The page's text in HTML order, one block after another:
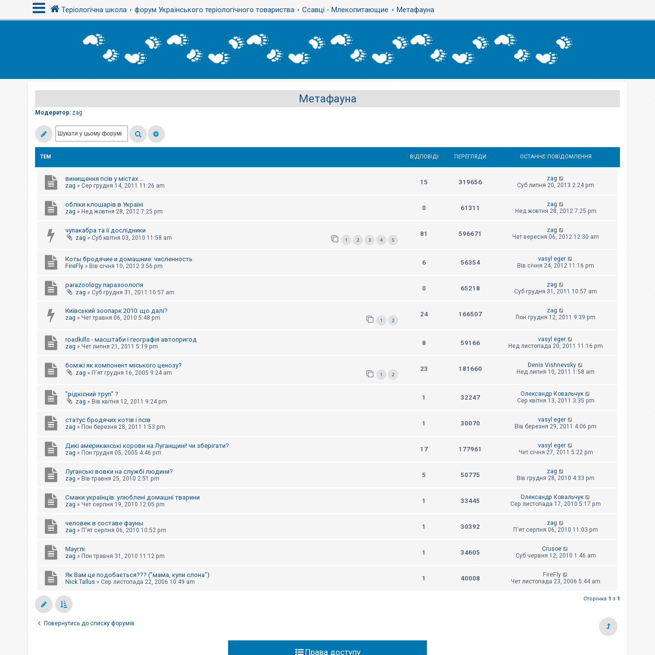
Теріологічна школа форум Українського теріологічного товариства Ссавці - Млекопитающие Метафауна
Метафауна
Модератор: zag
ТЕМ ВІДПОВІДІ ПЕРЕГЛЯДИ ОСТАННЄ ПОВІДОМЛЕННЯ
винищення псів у містах...
zag » Сер грудня 14, 2011 11:26 am 15 319656
zag
Суб липня 20, 2013 2:24 pm
обліки клошарів в Україні
zag » Нед жовтня 28, 2012 7:25 pm 0 61311
zag
Нед жовтня 28, 2012 7:25 pm
чупакабра та її дослідники
zag » Суб квітня 03, 2010 11:58 am 1 2 3 4 5
81 596671
zag
Чет вересня 06, 2012 12:30 am
Коты бродячие и домашние: численность
FireFly » Вів січня 10, 2012 3:56 pm 6 56354
vasyl eger
Вів січня 24, 2012 11:16 pm
parazoology паразоологія
zag » Суб грудня 31, 2011 10:57 am
0 65218
zag
Суб грудня 31, 2011 10:57 am
Київський зоопарк 2010: що далі?
zag » Чет травня 06, 2010 5:48 pm 1 2
24 166507
zag
Пон грудня 12, 2011 9:39 pm
roadkills - масштаби і географія автопригод
zag » Чет липня 21, 2011 5:19 pm 8 59166
vasyl eger
Нед листопада 20, 2011 11:16 pm
бомжі як компонент міського ценозу?
zag » П'ят грудня 16, 2005 9:24 am 1 2
23 181660
Denis Vishnevsky
Нед липня 10, 2011 1:58 am
"рідкісний труп" ?
zag » Вів квітня 12, 2011 9:24 pm
1 32247
Олександр Ковальчук
Сер квітня 13, 2011 3:35 pm
статус бродячих котів і псів
zag » Пон березня 28, 2011 1:53 pm 1 30070
vasyl eger
Вів березня 29, 2011 4:06 pm
Дикі американські корови на Луганщині! чи зберігати?
zag » Пон грудня 05, 2005 4:46 pm 17 177961
vasyl eger
Чет січня 27, 2011 5:22 pm
Луганські вовки на службі людини?
zag » Вів травня 25, 2010 2:51 pm 5 50775
zag
Вів грудня 28, 2010 4:33 pm
Смаки українців: улюблені домашні тварини
zag » Чет серпня 19, 2010 12:05 pm 1 33445
Олександр Ковальчук
Сер листопада 17, 2010 5:17 pm
человек в составе фауны
zag » П'ят серпня 06, 2010 10:52 pm 1 30392
zag
П'ят серпня 06, 2010 11:03 pm
Мауглі
zag » Пон травня 31, 2010 11:12 pm 1 34605
Crusoe
Суб червня 12, 2010 1:46 am
Як Вам це подобається??? ("мама, купи слона")
Nick.Tallus » Сер листопада 22, 2006 10:49 am 1 40008
FireFly
Чет листопада 23, 2006 5:44 am
Сторінка 1 з 1
Повернутись до списку форумів
Права доступу